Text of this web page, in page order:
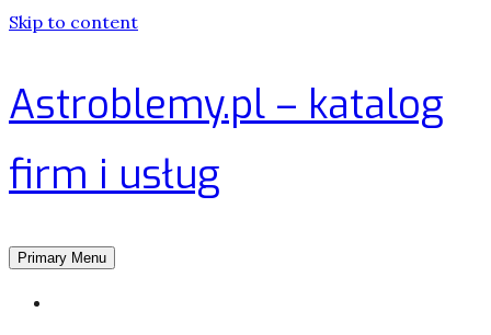
Skip to content
Astroblemy.pl – katalog
firm i usług
Primary Menu